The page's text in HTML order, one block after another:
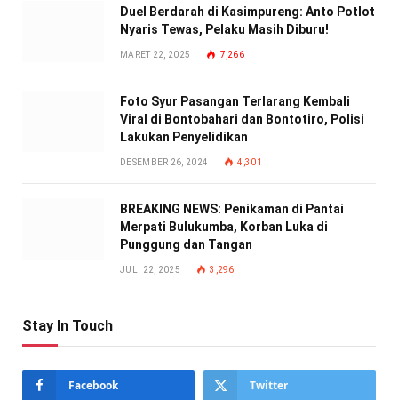
Duel Berdarah di Kasimpureng: Anto Potlot
Nyaris Tewas, Pelaku Masih Diburu!
MARET 22, 2025 7,266
Foto Syur Pasangan Terlarang Kembali
Viral di Bontobahari dan Bontotiro, Polisi
Lakukan Penyelidikan
DESEMBER 26, 2024 4,301
BREAKING NEWS: Penikaman di Pantai
Merpati Bulukumba, Korban Luka di
Punggung dan Tangan
JULI 22, 2025 3,296
Stay In Touch
Facebook Twitter